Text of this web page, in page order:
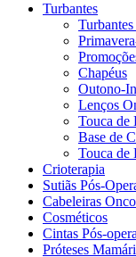
Turbantes
Chapéus
Outono-
Lenços
Touca de
Base de
Touca de
Crioterapia
Sutiãs Pós-
Cabeleiras
Cosméticos
Cintas Pós-
Próteses